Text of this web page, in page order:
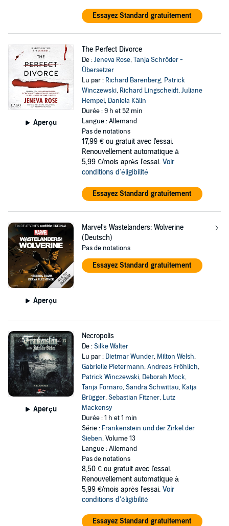
Essayez Standard gratuitement
Aperçu
The Perfect Divorce
De :Jeneva Rose,Tanja Schröder -
Übersetzer
Lu par : Richard Barenberg, Patrick
Winczewski, Richard Lingscheidt,Juliane
Hempel, Daniela Kälin
Durée : 9 h et 52 min
Langue : Allemand
Pas de notations
17,99 € ou gratuit avec l'essai.
Renouvellement automatique à
5,99 €/mois après l'essai. Voir
conditions d'éligibilité
Essayez Standard gratuitement
Aperçu
Marvel's Wastelanders: Wolverine
(Deutsch)
Pas de notations
Essayez Standard gratuitement
Aperçu
Necropolis
De :Silke Walter
Lu par : Dietmar Wunder, Milton Welsh,
Gabrielle Pietermann,Andreas Fröhlich,
Patrick Winczewski, Deborah Mock,
Tanja Fornaro,Sandra Schwittau, Katja
Brügger,Sebastian Fitzner, Lutz
Mackensy
Durée : 1 h et 1 min
Série : Frankenstein und der Zirkel der
Sieben, Volume 13
Langue : Allemand
Pas de notations
8,50 € ou gratuit avec l'essai.
Renouvellement automatique à
5,99 €/mois après l'essai. Voir
conditions d'éligibilité
Essayez Standard gratuitement